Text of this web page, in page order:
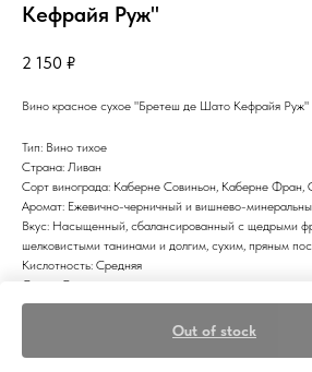
Кефрайя Руж"
2 150 ₽
Out of stock
Вино красное сухое "Бретеш де Шато Кефрайя Руж"
Тип: Вино тихое
Страна: Ливан
Сорт винограда: Каберне Совиньон, Каберне Фран,
Аромат: Ежевично-черничный и вишнево-
Вкус: Насыщенный, сбалансированный с щедрыми
шелковистыми танинами и долгим, сухим, пряным
Кислотность: Средняя
Сахар: Сухое
Цвет: Красное